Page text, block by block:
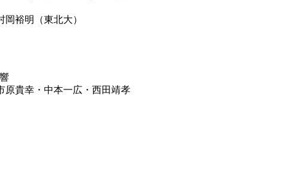
裕明（東北大）
原貴幸・中本一広・西田靖孝